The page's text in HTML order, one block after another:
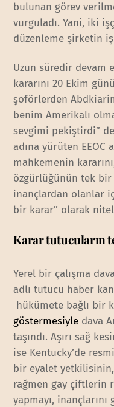
bulunan görev
vurguladı. Yani, iki
düzenleme şirketin
Uzun süredir devam
kararını 20 Ekim
şoförlerden
benim Amerikalı
sevgimi pekiştirdi”
adına yürüten EEOC
mahkemenin
özgürlüğünün tek
inançlardan olanlar
bir karar” olarak
Karar tutucuların
Yerel bir çalışma
adlı tutucu haber
hükümete bağlı bir
göstermesiyle dava
taşındı. Aşırı sağ
ise Kentucky’de
bir eyalet yetkilisinin,
rağmen gay çiftlerin
yapmayı,